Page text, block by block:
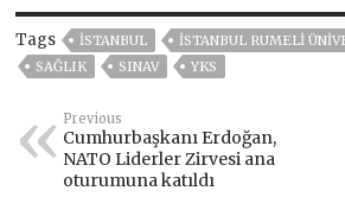
Tags ISTANBUL İSTANBUL RUMELI
SAĞLIK
SINAV YKS
Previous
Cumhurbaşkanı Erdoğan,
NATO Liderler Zirvesi ana
oturumuna katıldı